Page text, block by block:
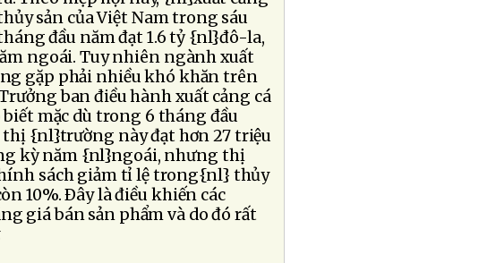
sản của Việt Nam trong sáu
đầu năm đạt 1.6 tỷ {nl}đô-la,
ngoái. Tuy nhiên ngành xuất
gặp phải nhiều khó khăn trên
ban điều hành xuất cảng cá
mặc dù trong 6 tháng đầu
thị {nl}trường này đạt hơn 27 triệu
kỳ năm {nl}ngoái, nhưng thị
sách giảm tỉ lệ trong{nl} thủy
10%. Ðây là điều khiến các
giá bán sản phẩm và do đó rất